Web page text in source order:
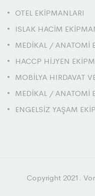
OTEL EKİPMANLARI
ISLAK HACİM
MEDİKAL / ANATOMİ
HACCP HİJYEN
MOBİLYA HIRDAVAT
MEDİKAL / ANATOMİ
ENGELSİZ YAŞAM
Copyright 2021.